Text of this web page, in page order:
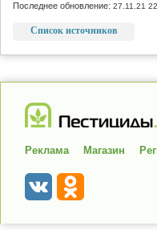
Последнее обновление: 27.11.21
Список источников
Реклама Магазин